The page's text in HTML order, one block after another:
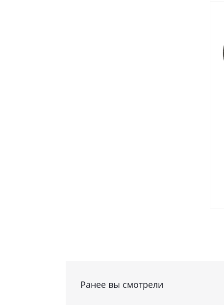
Ранее вы смотрели